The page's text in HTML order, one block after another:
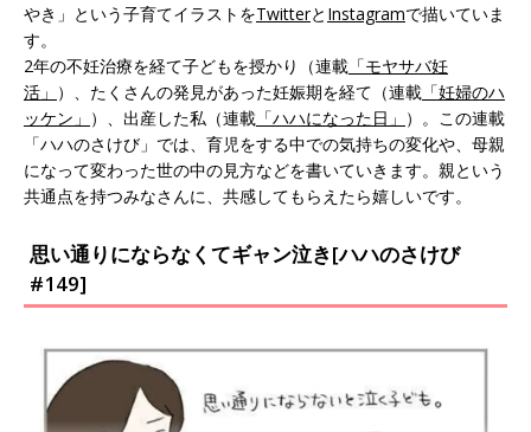
やき」という子育てイラストをTwitterと Instagramで描いていま
す。
2年の不妊治療を経て子どもを授かり（連載 「モヤサバ妊
活」 ）、たくさんの発見があった妊娠期を経て（連載 「妊婦のハ
ッケン」 ）、出産した私（連載 「ハハになった日」 ）。この連載
「ハハのさけび」では、育児をする中での気持ちの変化や、母親
になって変わった世の中の見方などを書いていきます。親という
共通点を持つみなさんに、共感してもらえたら嬉しいです。
思い通りにならなくてギャン泣き[ハハのさけび
#149]